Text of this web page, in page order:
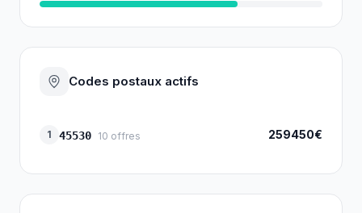
Codes postaux actifs
1 45530 10 offres 259450€